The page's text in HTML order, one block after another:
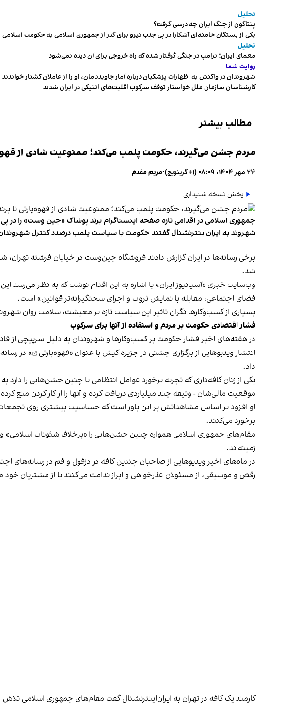
تحلیل
پنتاگون از جنگ ایران چه درسی گرفت؟
یکی از بستگان خامنه‌ای آشکارا در پی جذب نیرو برای گذر از جمهوری اسلامی به حکومت
تحلیل
معمای ایران؛ ترامپ در جنگی گرفتار شده که راه خروجی برای آن دیده نمی‌شود
روایت شما
شهروندان در واکنش به اظهارات پزشکیان درباره آمار جاویدنامان، او را از عاملان کشتار خواندند
کارشناسان سازمان ملل خواستار توقف سرکوب اقلیت‌های اتنیکی در ایران شدند
مطالب بیشتر
مردم جشن می‌گیرند، حکومت پلمب می‌کند؛ ممنوعیت شادی از
۲۴ مهر ۱۴۰۴، ۰۸:۰۹ (‎+۱ گرینویچ) •مریم مقدم
پخش نسخه شنیداری
جمهوری اسلامی در اقدامی تازه صفحه اینستاگرام برند پوشاک «جین وست» را در
شهروند به ایران‌اینترنشنال گفتند حکومت با سیاست پلمب درصدد کنترل
شد.
وب‌سایت خبری «آسیانیوز ایران» با اشاره به این اقدام نوشت که به نظر می‌رسد
فضای اجتماعی، مقابله با نمایش ثروت و اجرای سختگیرانه‌تر قوانین» است.
بسیاری از کسب‌وکارها نگران تاثیر این سیاست‌ تازه بر معیشت، سلامت روان
فشار اقتصادی حکومت بر مردم و استفاده از آنها برای سرکوب
در هفته‌های اخیر فشار حکومت بر کسب‌وکارها و شهروندان به دلیل سرپیچی از
انتشار ویدیوهایی از برگزاری جشنی در جزیره کیش با عنوان «قهوه‌پارتی
» در
داد.
یکی از زنان کافه‌داری که تجربه برخورد عوامل انتظامی با چنین جشن‌هایی را
موقعیت مالی‌شان - وثیقه چند میلیاردی دریافت کرده و آنها را از کار کردن منع
او افزود بر اساس مشاهداتش بر این باور است که حساسیت بیشتری روی
برخورد می‌کنند.
مقام‌های جمهوری اسلامی همواره چنین جشن‌هایی را «برخلاف شئونات اسلامی» و
زمینه‌اند.
در ماه‌های اخیر ویدیوهایی از صاحبان چندین کافه در دزفول و قم در رسانه‌های
رقص و موسیقی، از مسئولان عذرخواهی و ابراز ندامت می‌کنند یا از مشتریان
کارمند یک کافه در تهران به ایران‌اینترنشنال گفت مقام‌های جمهوری اسلامی